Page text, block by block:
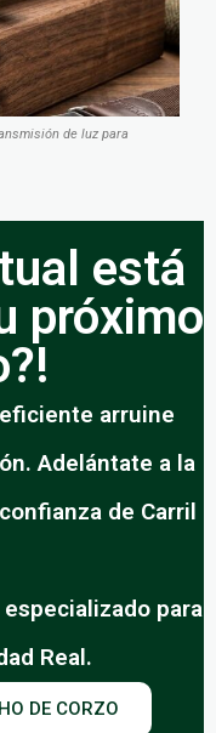
de luz para
está
próximo
arruine
Adelántate a la
de Carril
para
Real.
DE CORZO